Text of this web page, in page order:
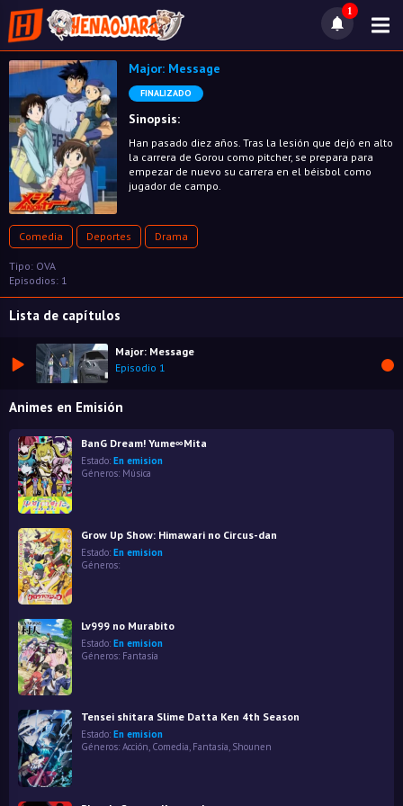
1
Major: Message
FINALIZADO
Sinopsis:
Han pasado diez años. Tras la lesión que dejó en alto
la carrera de Gorou como pitcher, se prepara para
empezar de nuevo su carrera en el béisbol como
jugador de campo.
Comedia Deportes Drama
Tipo: OVA
Episodios: 1
Lista de capítulos
Major: Message
Episodio 1
Animes en Emisión
BanG Dream! Yume∞Mita
Estado: En emision
Géneros: Música
Grow Up Show: Himawari no Circus-dan
Estado: En emision
Géneros:
Lv999 no Murabito
Estado: En emision
Géneros: Fantasía
Tensei shitara Slime Datta Ken 4th Season
Estado: En emision
Géneros: Acción, Comedia, Fantasía, Shounen